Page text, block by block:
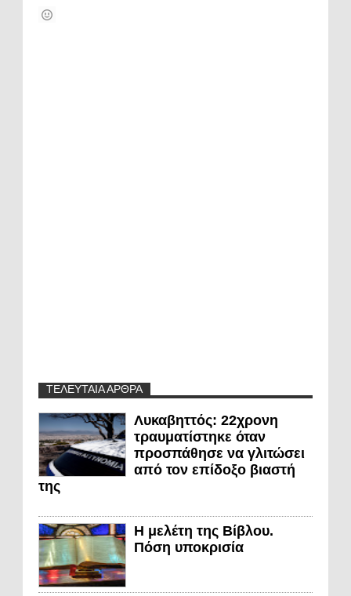
ΤΕΛΕΥΤΑΙΑ ΑΡΘΡΑ
Λυκαβηττός: 22χρονη
τραυματίστηκε όταν
προσπάθησε να γλιτώσει
από τον επίδοξο βιαστή
της
Η μελέτη της Βίβλου.
Πόση υποκρισία